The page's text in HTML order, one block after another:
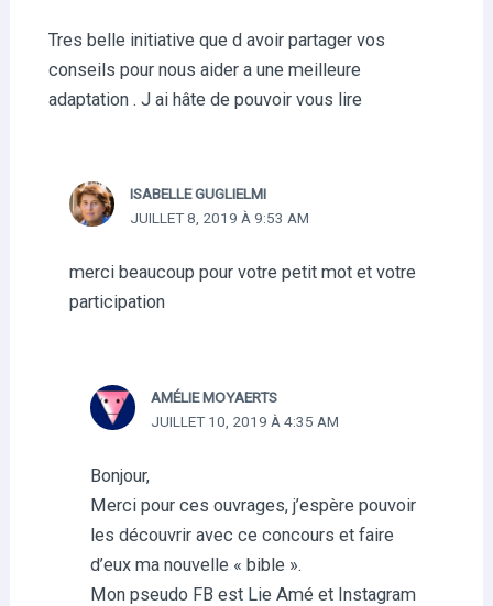
Tres belle initiative que d avoir partager vos
conseils pour nous aider a une meilleure
adaptation . J ai hâte de pouvoir vous lire
ISABELLE GUGLIELMI
JUILLET 8, 2019 À 9:53 AM
merci beaucoup pour votre petit mot et votre
participation
AMÉLIE MOYAERTS
JUILLET 10, 2019 À 4:35 AM
Bonjour,
Merci pour ces ouvrages, j’espère pouvoir
les découvrir avec ce concours et faire
d’eux ma nouvelle « bible ».
Mon pseudo FB est Lie Amé et Instagram